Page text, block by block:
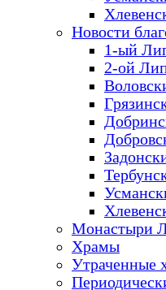
Новости
1-ый
2-ой
Монастыри
Храмы
Утраченные